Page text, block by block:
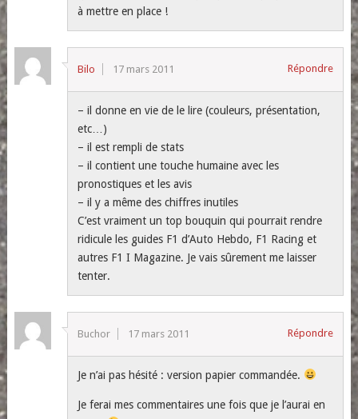
à mettre en place !
Bilo 17 mars 2011 Répondre
– il donne en vie de le lire (couleurs, présentation,
etc…)
– il est rempli de stats
– il contient une touche humaine avec les
pronostiques et les avis
– il y a même des chiffres inutiles
C’est vraiment un top bouquin qui pourrait rendre
ridicule les guides F1 d’Auto Hebdo, F1 Racing et
autres F1 I Magazine. Je vais sûrement me laisser
tenter.
Buchor 17 mars 2011 Répondre
Je n’ai pas hésité : version papier commandée.
Je ferai mes commentaires une fois que je l’aurai en